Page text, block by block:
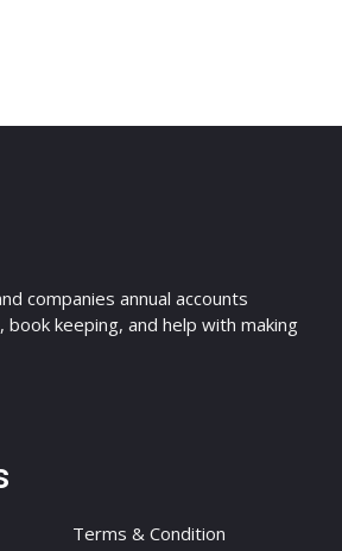
companies annual accounts
book keeping, and help with making
Terms & Condition